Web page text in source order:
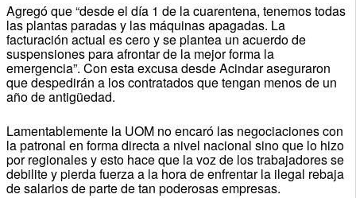
Agregó que “desde el día 1 de la cuarentena, tenemos todas
las plantas paradas y las máquinas apagadas. La
facturación actual es cero y se plantea un acuerdo de
suspensiones para afrontar de la mejor forma la
emergencia”. Con esta excusa desde Acindar aseguraron
que despedirán a los contratados que tengan menos de un
año de antigüedad.
Lamentablemente la UOM no encaró las negociaciones con
la patronal en forma directa a nivel nacional sino que lo hizo
por regionales y esto hace que la voz de los trabajadores se
debilite y pierda fuerza a la hora de enfrentar la ilegal rebaja
de salarios de parte de tan poderosas empresas.